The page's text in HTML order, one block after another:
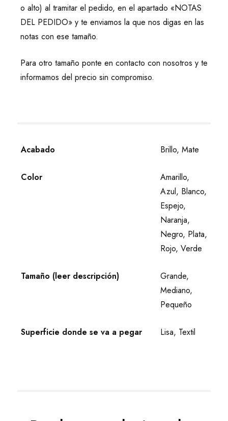
o alto) al tramitar el pedido, en el apartado «NOTAS
DEL PEDIDO» y te enviamos la que nos digas en las
notas con ese tamaño.
Para otro tamaño ponte en contacto con nosotros y te
informamos del precio sin compromiso.
Acabado Brillo, Mate
Color
Amarillo,
Azul, Blanco,
Espejo,
Naranja,
Negro, Plata,
Rojo, Verde
Tamaño (leer descripción)
Grande,
Mediano,
Pequeño
Superficie donde se va a pegar Lisa, Textil